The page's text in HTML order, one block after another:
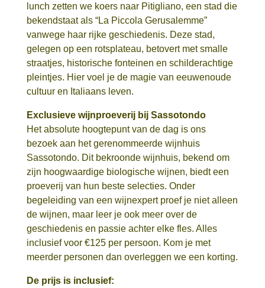
lunch zetten we koers naar Pitigliano, een stad die
bekendstaat als “La Piccola Gerusalemme”
vanwege haar rijke geschiedenis. Deze stad,
gelegen op een rotsplateau, betovert met smalle
straatjes, historische fonteinen en schilderachtige
pleintjes. Hier voel je de magie van eeuwenoude
cultuur en Italiaans leven.
Exclusieve wijnproeverij bij Sassotondo
Het absolute hoogtepunt van de dag is ons
bezoek aan het gerenommeerde wijnhuis
Sassotondo. Dit bekroonde wijnhuis, bekend om
zijn hoogwaardige biologische wijnen, biedt een
proeverij van hun beste selecties. Onder
begeleiding van een wijnexpert proef je niet alleen
de wijnen, maar leer je ook meer over de
geschiedenis en passie achter elke fles. Alles
inclusief voor €125 per persoon. Kom je met
meerder personen dan overleggen we een korting.
De prijs is inclusief: